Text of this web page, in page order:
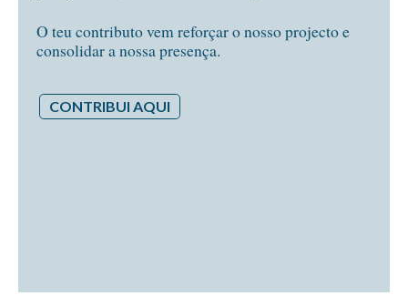
O teu contributo vem reforçar o nosso projecto e
consolidar a nossa presença.
CONTRIBUI AQUI